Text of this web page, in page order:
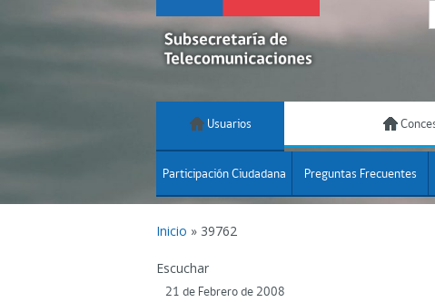
Usuarios
Participación Ciudadana Preguntas Frecuentes
Inicio » 39762
Escuchar
21 de Febrero de 2008